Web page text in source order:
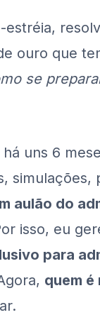
estréia,
ouro que
se
uns 6
simulações,
aulão do
isso, eu
para
quem é